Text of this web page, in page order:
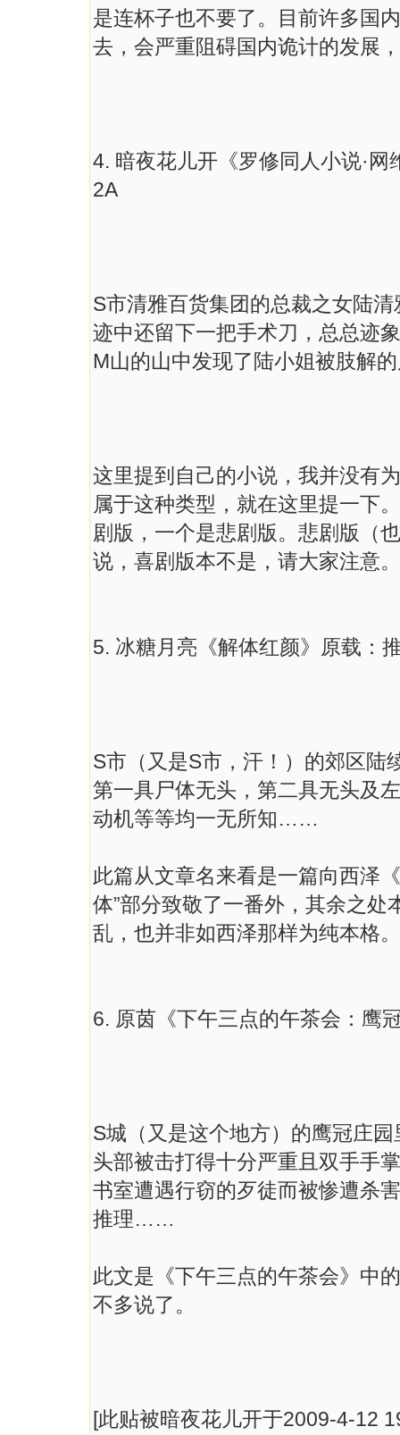
是连杯子也不要了。目前许多国
去，会严重阻碍国内诡计的发展
4. 暗夜花儿开《罗修同人小说·
2A
S市清雅百货集团的总裁之女陆
迹中还留下一把手术刀，总总迹
M山的山中发现了陆小姐被肢解
这里提到自己的小说，我并没有
属于这种类型，就在这里提一下
剧版，一个是悲剧版。悲剧版（
说，喜剧版本不是，请大家注意。
5. 冰糖月亮《解体红颜》原载：
S市（又是S市，汗！）的郊区陆
第一具尸体无头，第二具无头及
动机等等均一无所知……
此篇从文章名来看是一篇向西泽
体”部分致敬了一番外，其余之
乱，也并非如西泽那样为纯本格。
6. 原茵《下午三点的午茶会：鹰
S城（又是这个地方）的鹰冠庄
头部被击打得十分严重且双手手
书室遭遇行窃的歹徒而被惨遭杀
推理……
此文是《下午三点的午茶会》中
不多说了。
[此贴被暗夜花儿开于2009-4-12